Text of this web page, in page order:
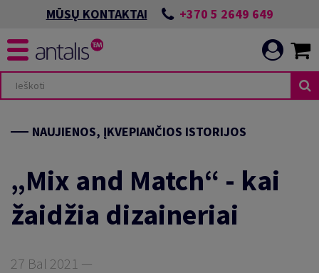
MŪSŲ KONTAKTAI +370 5 2649 649
NAUJIENOS, ĮKVEPIANČIOS ISTORIJOS
„Mix and Match“ - kai
žaidžia dizaineriai
27 Bal 2021 —